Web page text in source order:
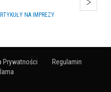
NIERUCHOMOŚCI
Prywatności
Regulamin